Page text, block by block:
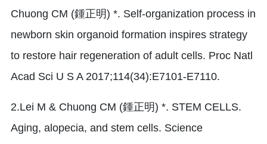
Chuong CM (鍾正明) *. Self-organization process in
newborn skin organoid formation inspires strategy
to restore hair regeneration of adult cells. Proc Natl
Acad Sci U S A 2017;114(34):E7101-E7110.
2.Lei M & Chuong CM (鍾正明) *. STEM CELLS.
Aging, alopecia, and stem cells. Science